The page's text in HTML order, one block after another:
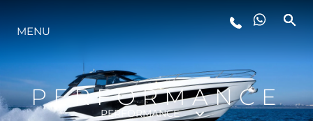
YAŞAM ŞEKLİ
YENILIK
MENU
PERFORMANCE
PERFORMANCE